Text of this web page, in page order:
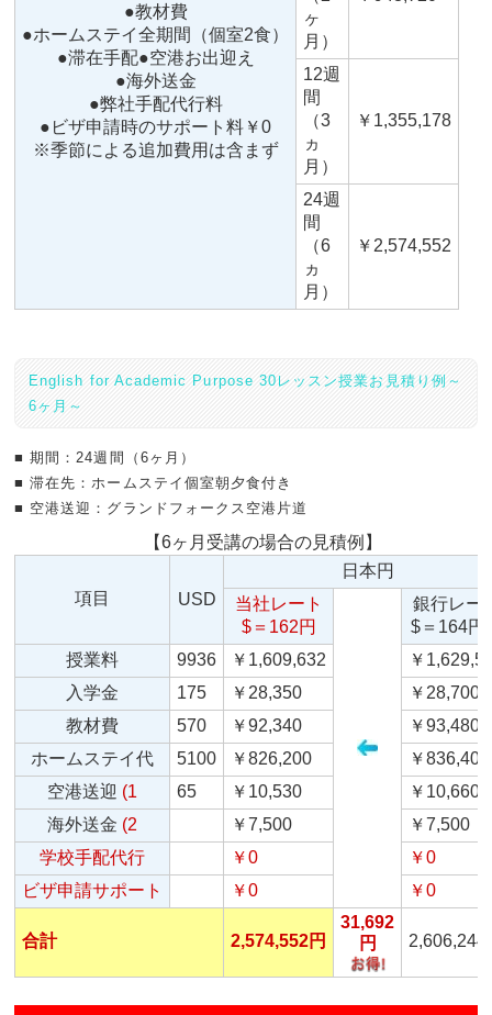
●教材費
●ホームステイ全期間（個室2食）
●滞在手配●空港お出迎え
●海外送金
●弊社手配代行料
●ビザ申請時のサポート料￥0
※季節による追加費用は含まず
ヶ
月）
12週
間
（3
ヵ
月）
￥1,355,178
24週
間
（6
ヵ
月）
￥2,574,552
English for Academic Purpose 30レッスン授業お見積り例～
6ヶ月～
■ 期間：24週間（6ヶ月）
■ 滞在先：ホームステイ個室朝夕食付き
■ 空港送迎：グランドフォークス空港片道
【6ヶ月受講の場合の見積例】
項目 USD
日本円
当社レート
$＝162円
銀行レー
$＝164円
授業料
9936 ￥1,609,632
￥
入学金
175 ￥28,350
￥28,700
教材費
570 ￥92,340
￥93,480
ホームステイ代
5100 ￥826,200
￥836,400
空港送迎 (1 65 ￥10,530
￥10,660
海外送金 (2 ￥7,500
￥7,500
学校手配代行
￥0
￥0
ビザ申請サポート
￥0 ￥0
合計 2,574,552円
31,692
円
2,606,244